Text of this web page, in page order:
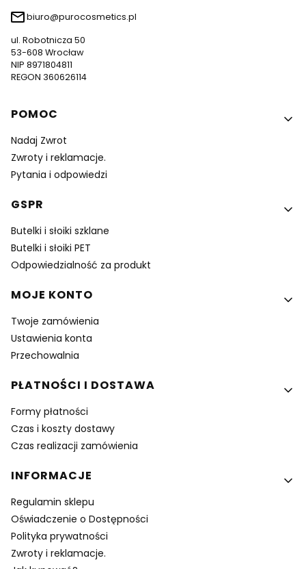
biuro@purocosmetics.pl
ul. Robotnicza 50
53-608 Wrocław
NIP 8971804811
REGON 360626114
Linki w stopce
POMOC
Nadaj Zwrot
Zwroty i reklamacje.
Pytania i odpowiedzi
GSPR
Butelki i słoiki szklane
Butelki i słoiki PET
Odpowiedzialność za produkt
MOJE KONTO
Twoje zamówienia
Ustawienia konta
Przechowalnia
PŁATNOŚCI I DOSTAWA
Formy płatności
Czas i koszty dostawy
Czas realizacji zamówienia
INFORMACJE
Regulamin sklepu
Oświadczenie o Dostępności
Polityka prywatności
Zwroty i reklamacje.